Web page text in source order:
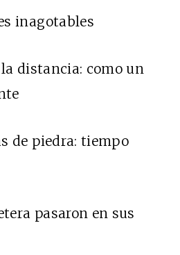
inagotables
la distancia: como un
de piedra: tiempo
pasaron en sus